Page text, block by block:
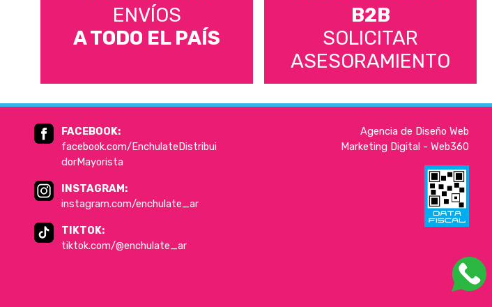
ENVÍOS
A TODO EL PAÍS
B2B
SOLICITAR
ASESORAMIENTO
FACEBOOK:
facebook.com/EnchulateDistribui
dorMayorista
INSTAGRAM:
instagram.com/enchulate_ar
TIKTOK:
tiktok.com/@enchulate_ar
Agencia de Diseño Web
Marketing Digital - Web360